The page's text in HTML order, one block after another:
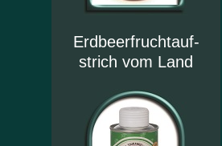
Erdbeerfruchtauf-
strich vom Land